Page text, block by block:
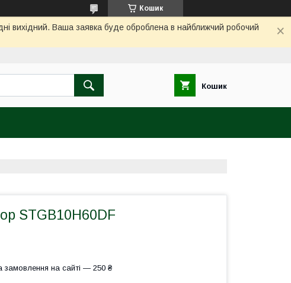
Кошик
вихідний. Ваша заявка буде оброблена в найближчий робочий
Кошик
STGB10H60DF
замовлення на сайті — 250 ₴